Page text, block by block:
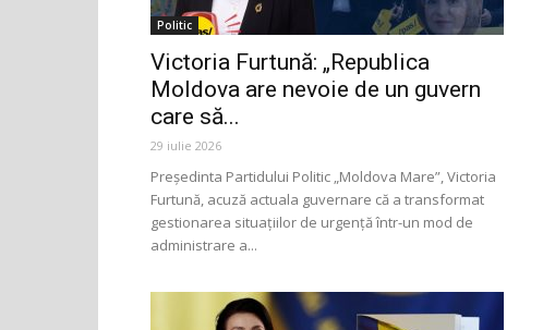
Politic
Victoria Furtună: „Republica
Moldova are nevoie de un guvern
care să...
29 iulie 2026
Președinta Partidului Politic „Moldova Mare”, Victoria
Furtună, acuză actuala guvernare că a transformat
gestionarea situațiilor de urgență într-un mod de
administrare a...